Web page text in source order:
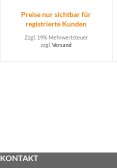
Preise nur sichtbar für
registrierte Kunden
Zzgl. 19% Mehrwertsteuer
zzgl.Versand
KONTAKT